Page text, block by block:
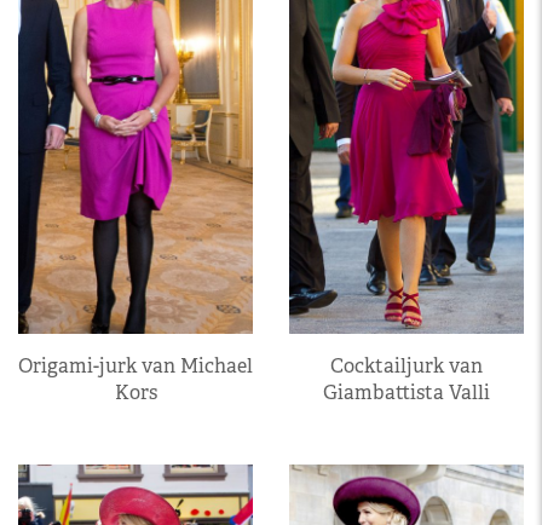
Origami-jurk van Michael
Kors
Cocktailjurk van
Giambattista Valli